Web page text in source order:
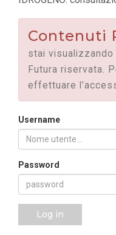
Contenuti
stai visualizzando
Futura riservata.
effettuare
Username
Password
Log in